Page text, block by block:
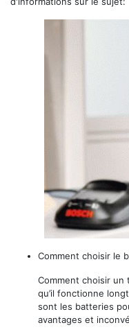
Comment choisir le
Comment choisir un
qu’il fonctionne
sont les batteries
avantages et